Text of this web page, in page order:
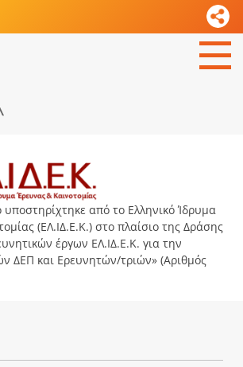
υποστηρίχτηκε από το Ελληνικό Ίδρυμα
(ΕΛ.ΙΔ.Ε.Κ.) στο πλαίσιο της Δράσης
έργων ΕΛ.ΙΔ.Ε.Κ. για την
ΔΕΠ και Ερευνητών/τριών» (Αριθμός